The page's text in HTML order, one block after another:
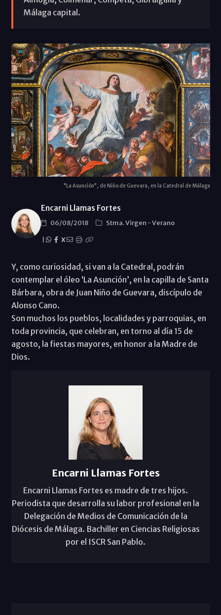
Málaga capital.
"La Asunción", de Niño de Guevara, en la Catedral de Málaga
Encarni Llamas Fortes
06/08/2018 Stma. Virgen -Verano
X
Y, como curiosidad, si van a la Catedral, podrán
contemplar el óleo ‘La Asunción’, en la capilla de Santa
Bárbara, obra de Juan Niño de Guevara, discípulo de
Alonso Cano.
Son muchos los pueblos, localidades y parroquias, en
toda provincia, que celebran, en torno al día 15 de
agosto, la fiestas mayores, en honor a la Madre de
Dios.
Encarni Llamas Fortes
Encarni Llamas Fortes es madre de tres hijos.
Periodista que desarrolla su labor profesional en la
Delegación de Medios de Comunicación de la
Diócesis de Málaga. Bachiller en Ciencias Religiosas
por el ISCR San Pablo.